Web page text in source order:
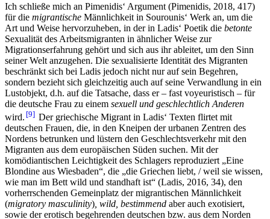
Ich schließe mich an Pimenidis‘ Argument (Pimenidis, 2018, 417)
für die migrantische Männlichkeit in Sourounis‘ Werk an, um die
Art und Weise hervorzuheben, in der in Ladis‘ Poetik die betonte
Sexualität des Arbeitsmigranten in ähnlicher Weise zur
Migrationserfahrung gehört und sich aus ihr ableitet, um den Sinn
seiner Welt anzugehen. Die sexualisierte Identität des Migranten
beschränkt sich bei Ladis jedoch nicht nur auf sein Begehren,
sondern bezieht sich gleichzeitig auch auf seine Verwandlung in ein
Lustobjekt, d.h. auf die Tatsache, dass er – fast voyeuristisch – für
die deutsche Frau zu einem sexuell und geschlechtlich Anderen
wird. 9
Der griechische Migrant in Ladis‘ Texten flirtet mit
deutschen Frauen, die, in den Kneipen der urbanen Zentren des
Nordens betrunken und lüstern den Geschlechtsverkehr mit den
Migranten aus dem europäischen Süden suchen. Mit der
komödiantischen Leichtigkeit des Schlagers reproduziert „Eine
Blondine aus Wiesbaden“, die „die Griechen liebt, / weil sie wissen,
wie man im Bett wild und standhaft ist“ (Ladis, 2016, 34), den
vorherrschenden Gemeinplatz der migrantischen Männlichkeit
(migratory masculinity) wild, bestimmend aber auch exotisiert,
sowie der erotisch begehrenden deutschen bzw. aus dem Norden